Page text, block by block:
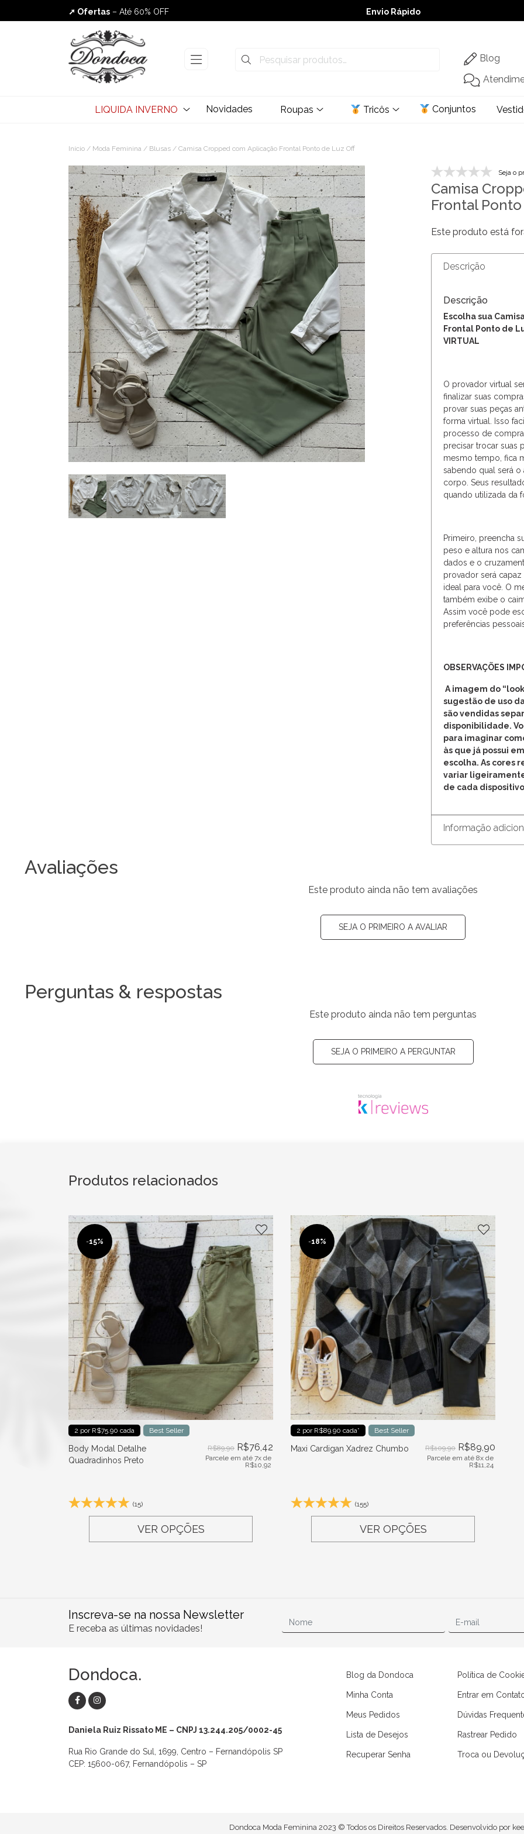
➚ Ofertas – Até 60% OFF
Envio Rápido
Envio Rápido
➚ Ofertas– Até 60% OFF
Blog
LIQUIDA INVERNO Novidades Roupas Tricôs Conjuntos
Macaquinhos Blusas Vestidos Calças
Início / Moda Feminina / Blusas / Camisa Cropped com Aplicação Frontal Ponto de Luz Off
Seja o
Camisa
Frontal
Este produto está
Descrição
Descrição
Escolha sua
Frontal Ponto de
VIRTUAL
O provador virtual
finalizar suas
provar suas peças
forma virtual. Isso
processo de
precisar trocar suas
mesmo tempo, fica
sabendo qual será o
corpo. Seus
quando utilizada da
Primeiro, preencha
peso e altura nos
dados e o
provador será
ideal para você. O
também exibe o
Assim você pode
preferências
OBSERVAÇÕES
A imagem do
sugestão de uso
são vendidas
disponibilidade.
para imaginar
às que já possui
escolha. As cores
variar
de cada
Informação
Avaliações
Este produto ainda não tem avaliações
SEJA O PRIMEIRO A AVALIAR
Perguntas & respostas
Este produto ainda não tem perguntas
SEJA O PRIMEIRO A PERGUNTAR
Produtos relacionados
-15%
2 por R$75.90 cada Best Seller
Body Modal Detalhe
Quadradinhos Preto
R$89,90 R$76,42
Parcele em até 7x de
R$10,92
(15)
VER OPÇÕES
-18%
2 por R$89.90 cada* Best Seller
Maxi Cardigan Xadrez Chumbo R$109,90 R$89,90
Parcele em até 8x de
R$11,24
(155)
VER OPÇÕES
Inscreva-se na nossa Newsletter
E receba as últimas novidades!
Dondoca.
Daniela Ruiz Rissato ME – CNPJ 13.244.205/0002-45
Rua Rio Grande do Sul, 1699, Centro – Fernandópolis SP
CEP: 15600-067, Fernandópolis – SP
Blog da Dondoca
Minha Conta
Meus Pedidos
Lista de Desejos
Recuperar Senha
Política de
Entrar em
Dúvidas
Rastrear Pedido
Troca ou
Dondoca Moda Feminina 2023 © Todos os Direitos Reservados. Desenvolvido por